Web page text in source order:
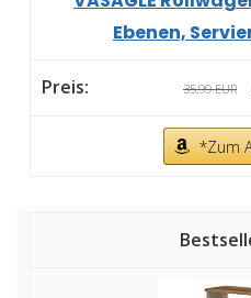
Ebenen,
35,99 EUR
*Zum